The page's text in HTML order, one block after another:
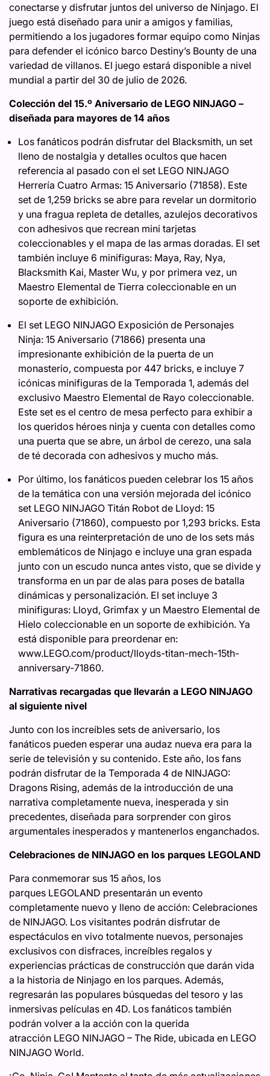
conectarse y disfrutar juntos del universo de Ninjago. El
juego está diseñado para unir a amigos y familias,
permitiendo a los jugadores formar equipo como Ninjas
para defender el icónico barco Destiny’s Bounty de una
variedad de villanos. El juego estará disponible a nivel
mundial a partir del 30 de julio de 2026.
Colección del 15.º Aniversario de LEGO NINJAGO –
diseñada para mayores de 14 años
Los fanáticos podrán disfrutar del Blacksmith, un set
lleno de nostalgia y detalles ocultos que hacen
referencia al pasado con el set LEGO NINJAGO
Herrería Cuatro Armas: 15 Aniversario (71858). Este
set de 1,259 bricks se abre para revelar un dormitorio
y una fragua repleta de detalles, azulejos decorativos
con adhesivos que recrean mini tarjetas
coleccionables y el mapa de las armas doradas. El set
también incluye 6 minifiguras: Maya, Ray, Nya,
Blacksmith Kai, Master Wu, y por primera vez, un
Maestro Elemental de Tierra coleccionable en un
soporte de exhibición.
El set LEGO NINJAGO Exposición de Personajes
Ninja: 15 Aniversario (71866) presenta una
impresionante exhibición de la puerta de un
monasterio, compuesta por 447 bricks, e incluye 7
icónicas minifiguras de la Temporada 1, además del
exclusivo Maestro Elemental de Rayo coleccionable.
Este set es el centro de mesa perfecto para exhibir a
los queridos héroes ninja y cuenta con detalles como
una puerta que se abre, un árbol de cerezo, una sala
de té decorada con adhesivos y mucho más.
Por último, los fanáticos pueden celebrar los 15 años
de la temática con una versión mejorada del icónico
set LEGO NINJAGO Titán Robot de Lloyd: 15
Aniversario (71860), compuesto por 1,293 bricks. Esta
figura es una reinterpretación de uno de los sets más
emblemáticos de Ninjago e incluye una gran espada
junto con un escudo nunca antes visto, que se divide y
transforma en un par de alas para poses de batalla
dinámicas y personalización. El set incluye 3
minifiguras: Lloyd, Grimfax y un Maestro Elemental de
Hielo coleccionable en un soporte de exhibición. Ya
está disponible para preordenar en:
www.LEGO.com/product/lloyds-titan-mech-15th-
anniversary-71860.
Narrativas recargadas que llevarán a LEGO NINJAGO
al siguiente nivel
Junto con los increíbles sets de aniversario, los
fanáticos pueden esperar una audaz nueva era para la
serie de televisión y su contenido. Este año, los fans
podrán disfrutar de la Temporada 4 de NINJAGO:
Dragons Rising, además de la introducción de una
narrativa completamente nueva, inesperada y sin
precedentes, diseñada para sorprender con giros
argumentales inesperados y mantenerlos enganchados.
Celebraciones de NINJAGO en los parques LEGOLAND
Para conmemorar sus 15 años, los
parques LEGOLAND presentarán un evento
completamente nuevo y lleno de acción: Celebraciones
de NINJAGO. Los visitantes podrán disfrutar de
espectáculos en vivo totalmente nuevos, personajes
exclusivos con disfraces, increíbles regalos y
experiencias prácticas de construcción que darán vida
a la historia de Ninjago en los parques. Además,
regresarán las populares búsquedas del tesoro y las
inmersivas películas en 4D. Los fanáticos también
podrán volver a la acción con la querida
atracción LEGO NINJAGO – The Ride, ubicada en LEGO
NINJAGO World.